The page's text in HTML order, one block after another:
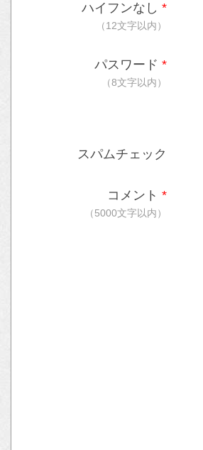
ハイフンなし *
（12文字以内）
パスワード *
（8文字以内）
スパムチェック
コメント *
（5000文字以内）